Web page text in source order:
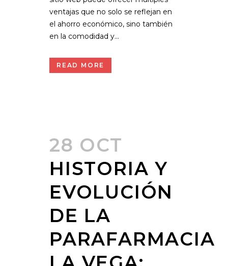
ventajas que no solo se reflejan en
el ahorro económico, sino también
en la comodidad y...
READ MORE
28 OCT
HISTORIA Y
EVOLUCIÓN
DE LA
PARAFARMACIA